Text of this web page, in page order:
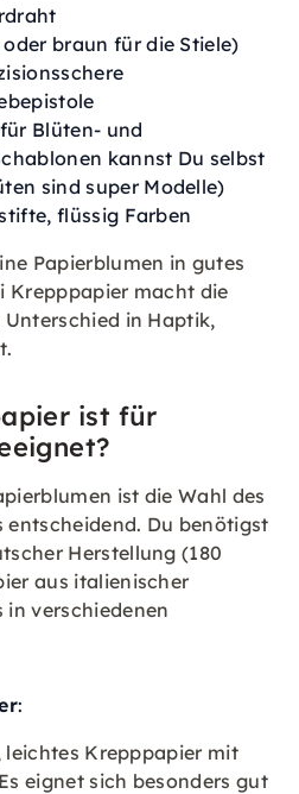
braun für die Stiele)
Blüten- und
kannst Du selbst
sind super Modelle)
flüssig Farben
Papierblumen in gutes
Krepppapier macht die
in Haptik,
ist für
ist die Wahl des
Du benötigst
Herstellung (180
aus italienischer
in verschiedenen
:
leichtes Krepppapier mit
eignet sich besonders gut